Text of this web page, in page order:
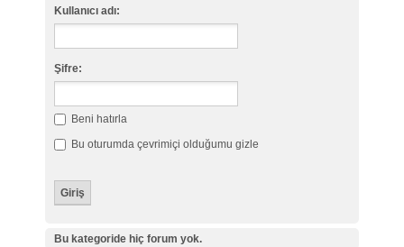
Kullanıcı adı:
Şifre:
Beni hatırla
Bu oturumda çevrimiçi olduğumu gizle
Bu kategoride hiç forum yok.